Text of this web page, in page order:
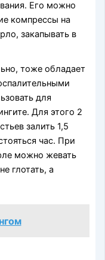
Его можно
компрессы на
зака­пывать в
тоже обладает
для
Для этого 2
залить 1,5
час. При
можно жевать
гло­тать, а